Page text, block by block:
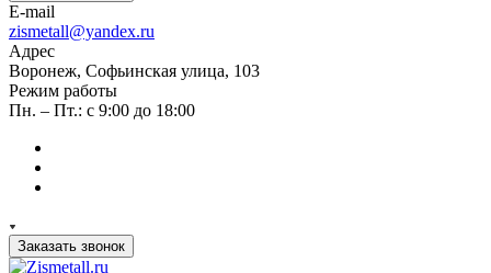
E-mail
zismetall@yandex.ru
Адрес
Воронеж, Софьинская улица, 103
Режим работы
Пн. – Пт.: с 9:00 до 18:00
Заказать звонок